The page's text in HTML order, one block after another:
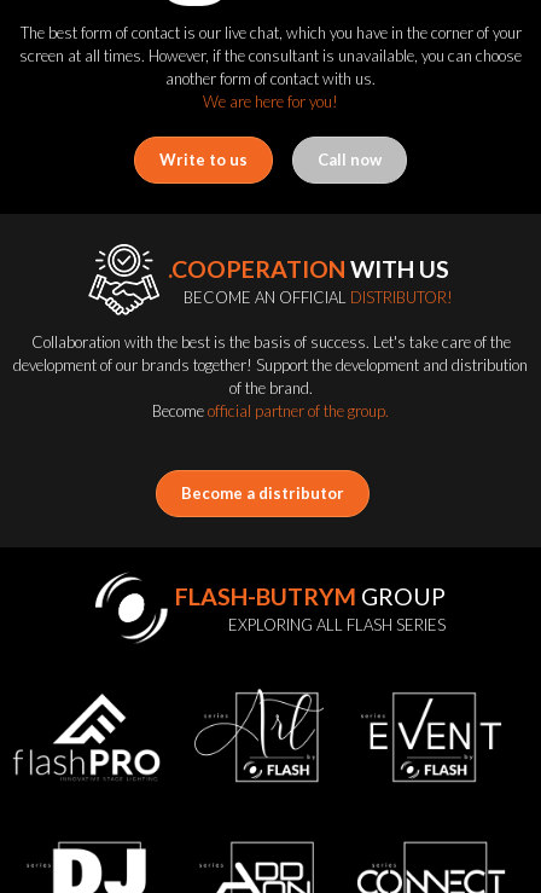
The best form of contact is our live chat, which you have in the corner of your
screen at all times. However, if the consultant is unavailable, you can choose
another form of contact with us.
We are here for you!
Write to us Call now
.COOPERATION WITH US
BECOME AN OFFICIAL DISTRIBUTOR!
Collaboration with the best is the basis of success. Let's take care of the
development of our brands together! Support the development and distribution
of the brand.
Becomeofficial partner of the group.
Become a distributor
FLASH-BUTRYM GROUP
EXPLORING ALL FLASH SERIES